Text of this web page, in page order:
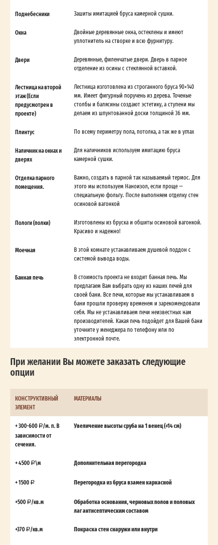
Поднебесники Зашиты имитацией бруса камерной сушки.
Окна
Двойные деревянные окна, остеклены и имеют
уплотнитель на створке и всю фурнитуру.
Двери
Деревянные, филенчатые двери. Дверь в парное
отделение из осины с стеклянной вставкой.
Лестница на второй
этаж (Если
предусмотрен в
проекте)
Лестница изготовлена из строганного бруса 90×140
мм. Имеет фигурный поручень из дерева. Точеные
столбы и балясины создают эстетику, а ступени мы
делаем из шпунтованной доски толщиной 36 мм.
Плинтус По всему периметру пола, потолка, а так же в углах
Наличник на окнах и
дверях
Для наличников используем имитацию бруса
камерной сушки.
Отделка парного
помещения.
Важно, создать в парной так называемый термос. Для
этого мы используем Наноизол, если проще —
специальную фольгу. После выполняем отделку стен
осиновой вагонкой
Пологи (полки)
Изготовлены из бруска и обшиты осиновой вагонкой.
Красиво и надежно!
Моечная
В этой комнате устанавливаем душевой поддон с
системой вывода воды.
Банная печь
В стоимость проекта не входит банная печь. Мы
предлагаем Вам выбрать одну из наших печей для
своей бани. Все печи, которые мы устанавливаем в
бани прошли проверку временем и зарекомендовали
себя. Мы не устанавливаем печи неизвестных нам
производителей. Какая печь подойдет для Вашей бани
уточните у менеджера по телефону или по
электронной почте.
При желании Вы можете заказать следующие
опции
КОНСТРУКТИВНЫЙ
ЭЛЕМЕНТ
МАТЕРИАЛЫ
+ 300-600
/м. п. В
зависимости от
сечения.
Увеличение высоты сруба на 1 венец (+14 см)
+ 4500 \м Дополнительная перегородка
+ 1500 Перегородка из бруса взамен каркасной
+500 /кв.м
Обработка основания, черновых полов и половых
лаг антисептическим составом
+370 /кв.м Покраска стен снаружи или внутри